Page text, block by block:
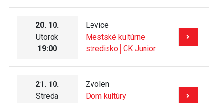
20. 10.
Utorok
19:00
Levice
Mestské kultúrne
stredisko│CK Junior
21. 10.
Streda
Zvolen
Dom kultúry